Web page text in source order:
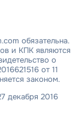
обязательна.
и КПК являются
о
от 11
законом.
декабря 2016